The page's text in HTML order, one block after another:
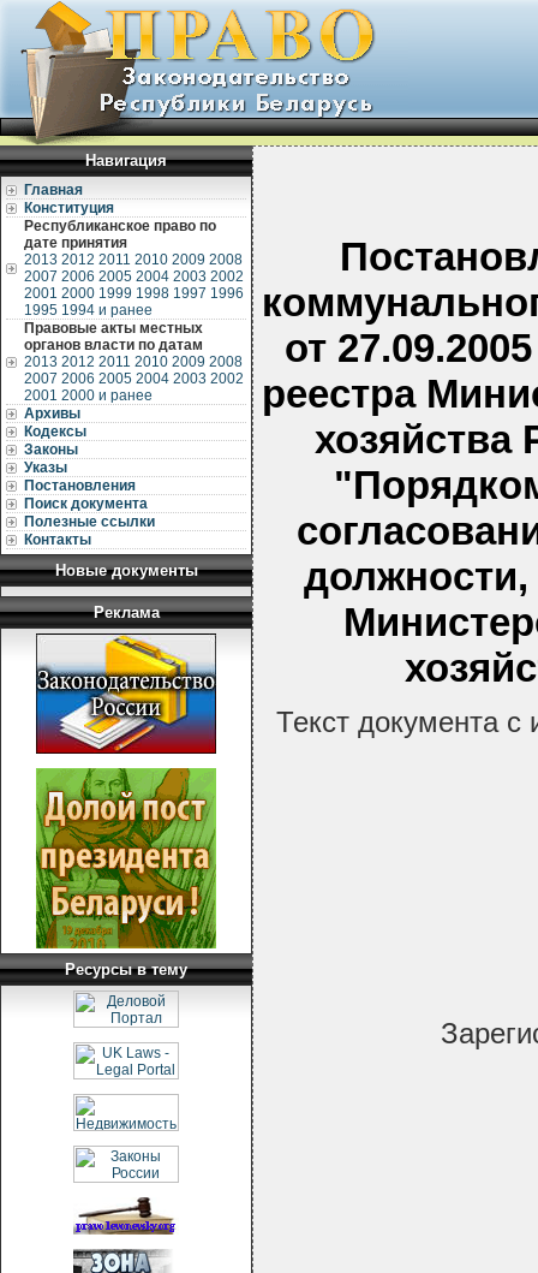
Навигация
Главная
Конституция
Республиканское право по
дате принятия
2013 2012 2011 2010 2009 2008
2007 2006 2005 2004 2003 2002
2001 2000 1999 1998 1997 1996
1995 1994 и ранее
Правовые акты местных
органов власти по датам
2013 2012 2011 2010 2009 2008
2007 2006 2005 2004 2003 2002
2001 2000 и ранее
Архивы
Кодексы
Законы
Указы
Постановления
Поиск документа
Полезные ссылки
Контакты
Новые документы
Реклама
Ресурсы в тему
от
реестра
хозяйства
Текст документа